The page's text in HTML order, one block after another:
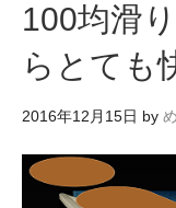
100均滑
らとても
2016年12月15日 by